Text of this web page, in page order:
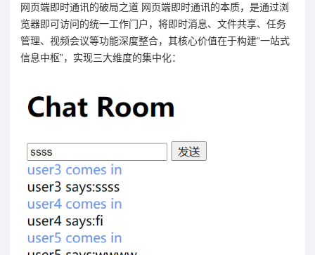
网页端即时通讯的破局之道 网页端即时通讯的本质，是通过浏
览器即可访问的统一工作门户，将即时消息、文件共享、任务
管理、视频会议等功能深度整合，其核心价值在于构建“一站式
信息中枢”，实现三大维度的集中化：